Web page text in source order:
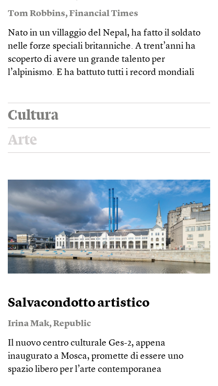
Tom Robbins,Financial Times
Nato in un villaggio del Nepal, ha fatto il soldato
nelle forze speciali britanniche. A trent’anni ha
scoperto di avere un grande talento per
l’alpinismo. E ha battuto tutti i record mondiali
Cultura
Arte
Salvacondotto artistico
Irina Mak,Republic
Il nuovo centro culturale Ges-2, appena
inaugurato a Mosca, promette di essere uno
spazio libero per l’arte contemporanea